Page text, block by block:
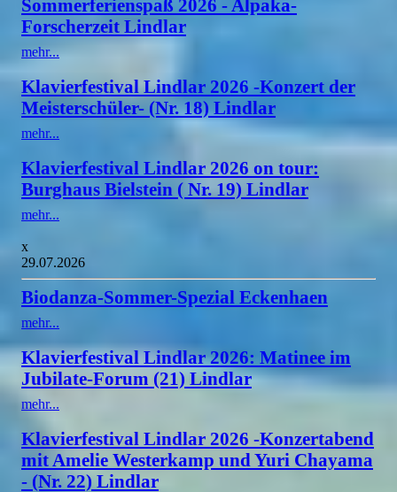
Sommerferienspaß 2026 - Alpaka-
Forscherzeit Lindlar
mehr...
Klavierfestival Lindlar 2026 -Konzert der
Meisterschüler- (Nr. 18) Lindlar
mehr...
Klavierfestival Lindlar 2026 on tour:
Burghaus Bielstein ( Nr. 19) Lindlar
mehr...
x
29.07.2026
Biodanza-Sommer-Spezial Eckenhaen
mehr...
Klavierfestival Lindlar 2026: Matinee im
Jubilate-Forum (21) Lindlar
mehr...
Klavierfestival Lindlar 2026 -Konzertabend
mit Amelie Westerkamp und Yuri Chayama
- (Nr. 22) Lindlar